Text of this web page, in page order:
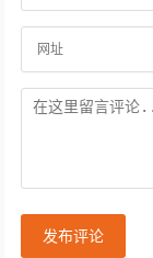
发布评论